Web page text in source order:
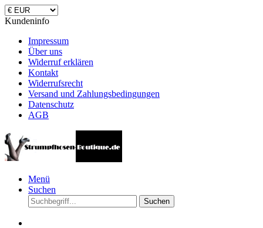
Kundeninfo
Impressum
Über uns
Widerruf erklären
Kontakt
Widerrufsrecht
Versand und Zahlungsbedingungen
Datenschutz
AGB
Menü
Suchen
Suchen